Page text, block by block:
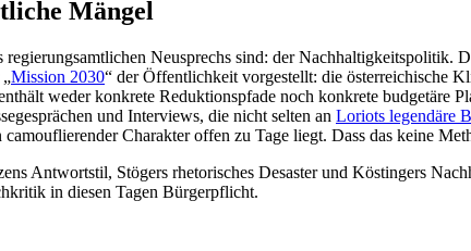
Mängel
Neusprechs sind: der
Mission 2030“ der Öffent­lichkeit vorge­stellt: die öster­rei­chische
weder konkrete Reduk­ti­ons­pfade noch konkrete budgetäre
und Inter­views, die nicht selten an Loriots legendäre
Charakter offen zu Tage liegt. Dass das keine
Antwortstil, Stögers rheto­ri­sches Desaster und Köstingers
in diesen Tagen Bürgerpflicht.